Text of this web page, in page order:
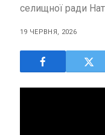
селищної ради
19 ЧЕРВНЯ, 2026